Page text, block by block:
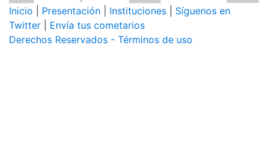
Inicio Presentación Instituciones
Síguenos en
Twitter
Envía tus cometarios
Derechos Reservados - Términos de uso